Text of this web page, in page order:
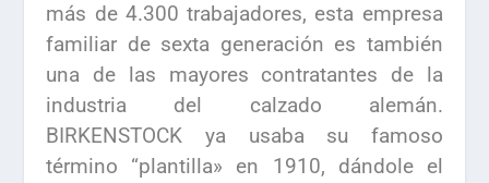
más de 4.300 trabajadores, esta empresa
familiar de sexta generación es también
una de las mayores contratantes de la
industria del calzado alemán.
BIRKENSTOCK ya usaba su famoso
término “plantilla» en 1910, dándole el